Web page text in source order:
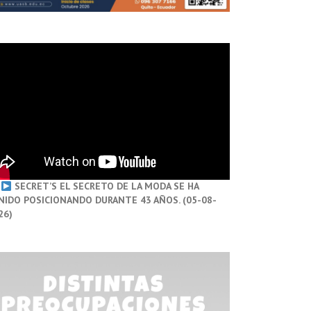
SECRET’S EL SECRETO DE LA MODA SE HA
POSICIONANDO DURANTE 43 AÑOS. (05-08-